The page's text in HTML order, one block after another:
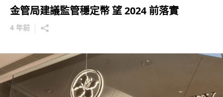
金管局建議監管穩定幣 望 2024 前落實
4 年前